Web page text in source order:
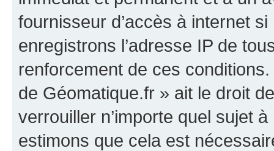
fournisseur d’accès à internet
enregistrons l’adresse IP de
renforcement de ces
de Géomatique.fr » ait le droit
verrouiller n’importe quel sujet
estimons que cela est